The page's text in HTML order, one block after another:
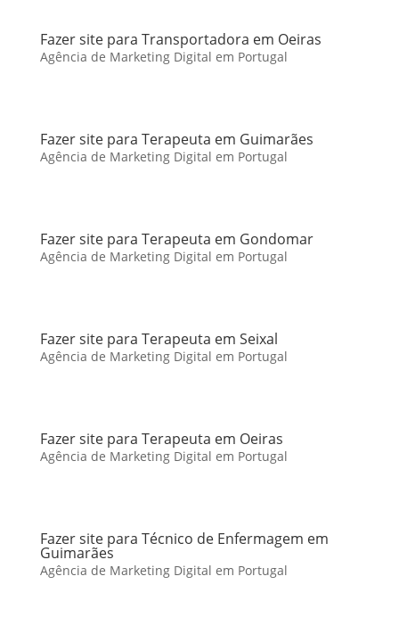
Fazer site para Transportadora em Oeiras
Agência de Marketing Digital em Portugal
Fazer site para Terapeuta em Guimarães
Agência de Marketing Digital em Portugal
Fazer site para Terapeuta em Gondomar
Agência de Marketing Digital em Portugal
Fazer site para Terapeuta em Seixal
Agência de Marketing Digital em Portugal
Fazer site para Terapeuta em Oeiras
Agência de Marketing Digital em Portugal
Fazer site para Técnico de Enfermagem em
Guimarães
Agência de Marketing Digital em Portugal